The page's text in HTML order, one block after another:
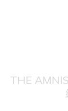
THE